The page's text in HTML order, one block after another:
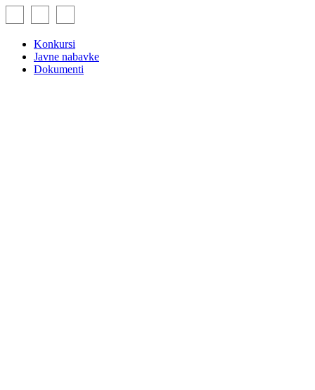
to
Konkursi
Javne nabavke
Dokumenti